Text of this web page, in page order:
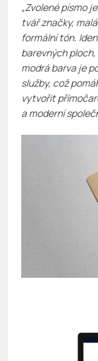
„Zvolené písmo
tvář značky,
formální tón.
barevných
modrá barva je
služby, což
vytvořit
a moderní